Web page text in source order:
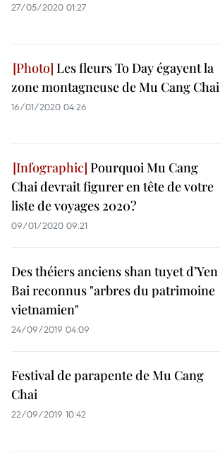
27/05/2020 01:27
Les fleurs To Day égayent la
zone montagneuse de Mu Cang Chai
16/01/2020 04:26
Pourquoi Mu Cang
Chai devrait figurer en tête de votre
liste de voyages 2020?
09/01/2020 09:21
Des théiers anciens shan tuyet d’Yen
Bai reconnus "arbres du patrimoine
vietnamien"
24/09/2019 04:09
Festival de parapente de Mu Cang
Chai
22/09/2019 10:42